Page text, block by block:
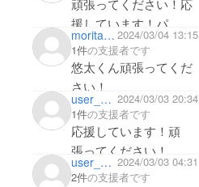
頑張ってください！応
援しています！パ
ワー！moritaka1224 2024/03/04 13:15
1件の支援者です
悠太くん頑張ってくだ
さい！
user_76fd96c2b134 2024/03/03 20:34
1件の支援者です
応援しています！頑
張ってください！
user_9943109875a4 2024/03/03 04:31
2件の支援者です